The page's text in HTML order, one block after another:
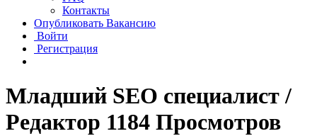
Контакты
Опубликовать Вакансию
Войти
Регистрация
Младший SEO специалист /
Редактор 1184 Просмотров